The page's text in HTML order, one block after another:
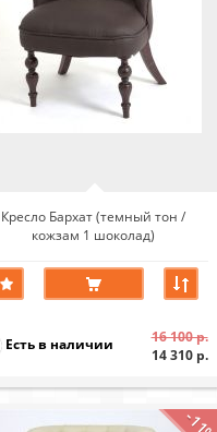
Кресло Бархат (темный тон /
кожзам 1 шоколад)
Есть в наличии
16 100 р.
14 310 р.